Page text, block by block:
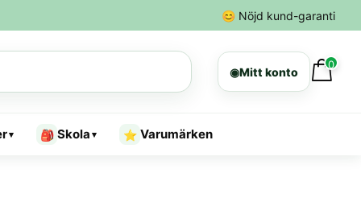
😊 Nöjd kund-garanti
◉Mitt konto
0
▾ 🎒 Skola ▾ ⭐ Varumärken